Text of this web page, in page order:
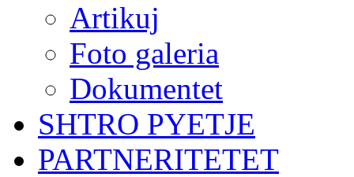
Artikuj
Foto galeria
Dokumentet
SHTRO PYETJE
PARTNERITETET